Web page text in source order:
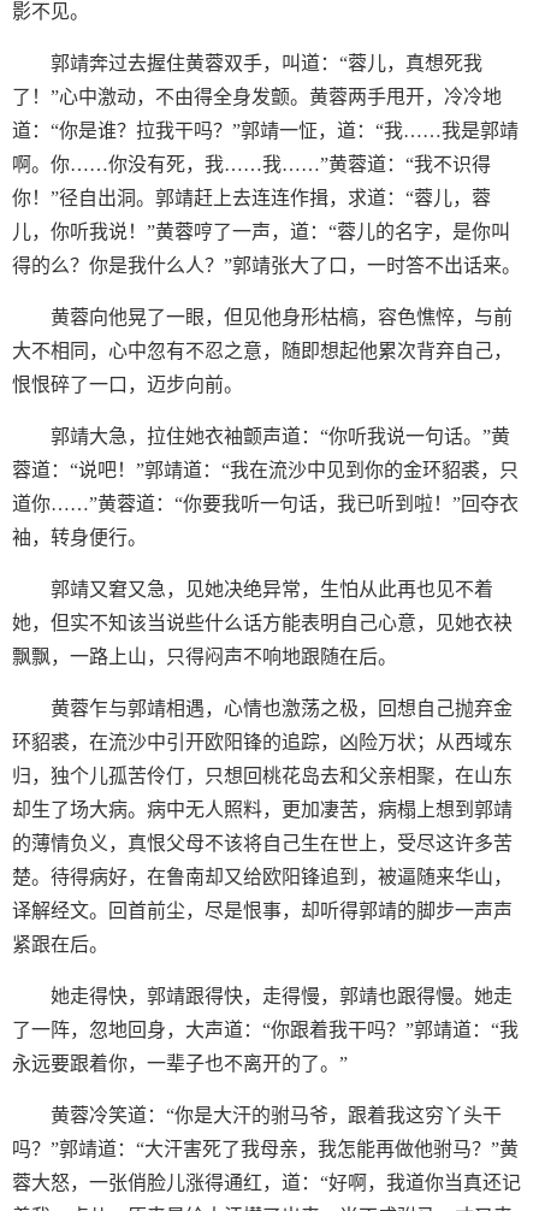
影不见。
郭靖奔过去握住黄蓉双手，叫道：“蓉儿，真想死我
了！”心中激动，不由得全身发颤。黄蓉两手甩开，冷冷地
道：“你是谁？拉我干吗？”郭靖一怔，道：“我……我是郭靖
啊。你……你没有死，我……我……”黄蓉道：“我不识得
你！”径自出洞。郭靖赶上去连连作揖，求道：“蓉儿，蓉
儿，你听我说！”黄蓉哼了一声，道：“蓉儿的名字，是你叫
得的么？你是我什么人？”郭靖张大了口，一时答不出话来。
黄蓉向他晃了一眼，但见他身形枯槁，容色憔悴，与前
大不相同，心中忽有不忍之意，随即想起他累次背弃自己，
恨恨碎了一口，迈步向前。
郭靖大急，拉住她衣袖颤声道：“你听我说一句话。”黄
蓉道：“说吧！”郭靖道：“我在流沙中见到你的金环貂裘，只
道你……”黄蓉道：“你要我听一句话，我已听到啦！”回夺衣
袖，转身便行。
郭靖又窘又急，见她决绝异常，生怕从此再也见不着
她，但实不知该当说些什么话方能表明自己心意，见她衣袂
飘飘，一路上山，只得闷声不响地跟随在后。
黄蓉乍与郭靖相遇，心情也激荡之极，回想自己抛弃金
环貂裘，在流沙中引开欧阳锋的追踪，凶险万状；从西域东
归，独个儿孤苦伶仃，只想回桃花岛去和父亲相聚，在山东
却生了场大病。病中无人照料，更加凄苦，病榻上想到郭靖
的薄情负义，真恨父母不该将自己生在世上，受尽这许多苦
楚。待得病好，在鲁南却又给欧阳锋追到，被逼随来华山，
译解经文。回首前尘，尽是恨事，却听得郭靖的脚步一声声
紧跟在后。
她走得快，郭靖跟得快，走得慢，郭靖也跟得慢。她走
了一阵，忽地回身，大声道：“你跟着我干吗？”郭靖道：“我
永远要跟着你，一辈子也不离开的了。”
黄蓉冷笑道：“你是大汗的驸马爷，跟着我这穷丫头干
吗？”郭靖道：“大汗害死了我母亲，我怎能再做他驸马？”黄
蓉大怒，一张俏脸儿涨得通红，道：“好啊，我道你当真还记